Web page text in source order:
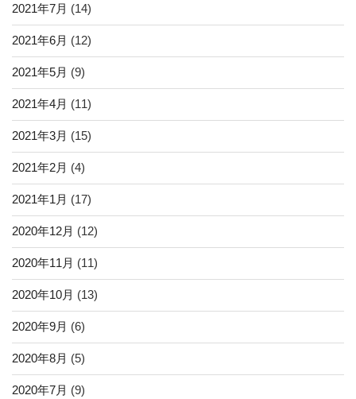
2021年7月 (14)
2021年6月 (12)
2021年5月 (9)
2021年4月 (11)
2021年3月 (15)
2021年2月 (4)
2021年1月 (17)
2020年12月 (12)
2020年11月 (11)
2020年10月 (13)
2020年9月 (6)
2020年8月 (5)
2020年7月 (9)